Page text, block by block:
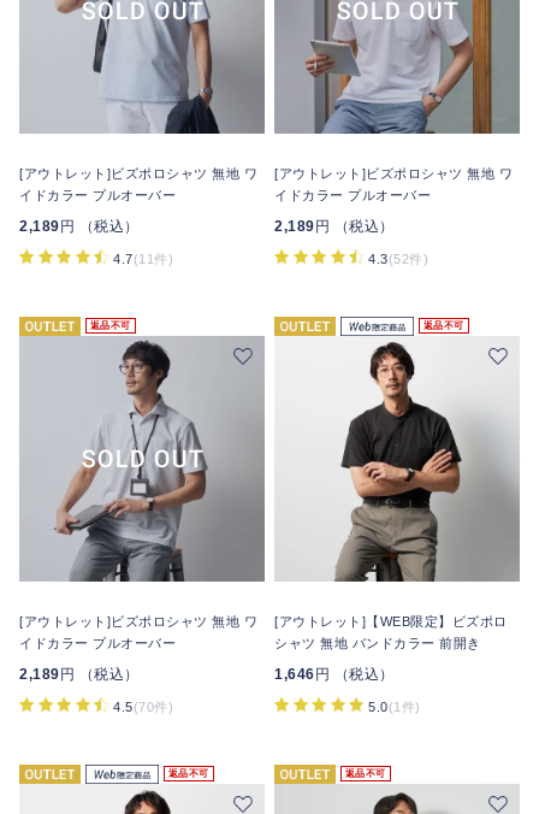
[アウトレット]ビズポロシャツ 無地 ワ
イドカラー プルオーバー
2,189円 （税込）
4.7(11件)
[アウトレット]ビズポロシャツ 無地 ワ
イドカラー プルオーバー
2,189円 （税込）
4.3(52件)
返品不可
[アウトレット]ビズポロシャツ 無地 ワ
イドカラー プルオーバー
2,189円 （税込）
4.5(70件)
返品不可
[アウトレット]【WEB限定】ビズポロ
シャツ 無地 バンドカラー 前開き
1,646円 （税込）
5.0(1件)
返品不可 返品不可